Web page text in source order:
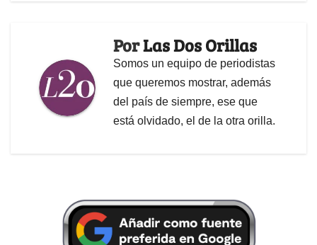
PorLas Dos Orillas
Somos un equipo de periodistas
que queremos mostrar, además
del país de siempre, ese que
está olvidado, el de la otra orilla.